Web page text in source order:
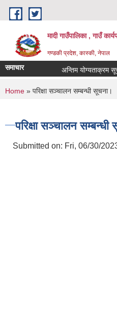
Skip to main content
मादी गाउँपालिका , गाउँ
गण्डकी प्रदेश, कास्की, नेपाल
समाचार अन्तिम योग्यताक्रम सूची
You are here
Home » परिक्षा सञ्‍चालन सम्बन्धी सूचना।
परिक्षा सञ्‍चालन सम्बन्धी
Submitted on: Fri, 06/30/